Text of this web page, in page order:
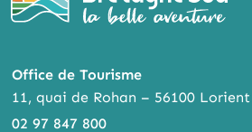
Office de Tourisme
11, quai de Rohan – 56100 Lorient
02 97 847 800